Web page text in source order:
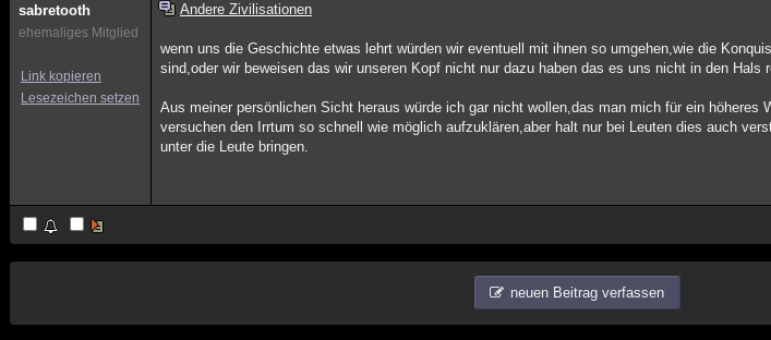
sabretooth
ehemaliges Mitglied
Link kopieren
Lesezeichen setzen
Andere Zivilisationen
wenn uns die Geschichte etwas lehrt würden wir eventuell mit ihnen so umgehen,wie die
sind,oder wir beweisen das wir unseren Kopf nicht nur dazu haben das es uns nicht in den Hals
Aus meiner persönlichen Sicht heraus würde ich gar nicht wollen,das man mich für ein höheres
versuchen den Irrtum so schnell wie möglich aufzuklären,aber halt nur bei Leuten dies auch
unter die Leute bringen.
neuen Beitrag verfassen